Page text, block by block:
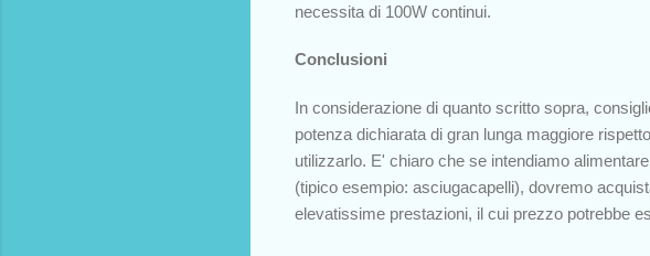
necessita di 100W continui.
Conclusioni
In considerazione di quanto scritto sopra,
potenza dichiarata di gran lunga maggiore
utilizzarlo. E' chiaro che se intendiamo
(tipico esempio: asciugacapelli), dovremo
elevatissime prestazioni, il cui prezzo potrebbe